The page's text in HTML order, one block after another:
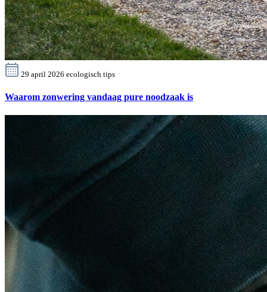
29 april 2026 ecologisch tips
Waarom zonwering vandaag pure noodzaak is